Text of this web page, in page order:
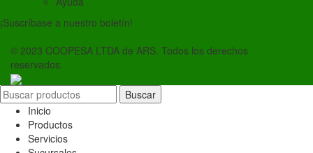
¡Suscríbase a nuestro boletín!
© 2023 COOPESA LTDA de ARS. Todos los derechos
reservados.
Buscar
Inicio
Productos
Servicios